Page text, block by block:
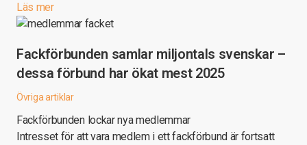
Läs mer
Fackförbunden samlar miljontals svenskar –
dessa förbund har ökat mest 2025
Övriga artiklar
Fackförbunden lockar nya medlemmar
Intresset för att vara medlem i ett fackförbund är fortsatt